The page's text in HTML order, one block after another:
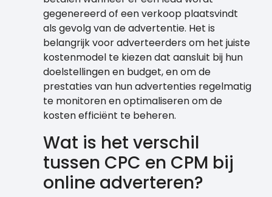
gegenereerd of een verkoop plaatsvindt
als gevolg van de advertentie. Het is
belangrijk voor adverteerders om het juiste
kostenmodel te kiezen dat aansluit bij hun
doelstellingen en budget, en om de
prestaties van hun advertenties regelmatig
te monitoren en optimaliseren om de
kosten efficiënt te beheren.
Wat is het verschil
tussen CPC en CPM bij
online adverteren?